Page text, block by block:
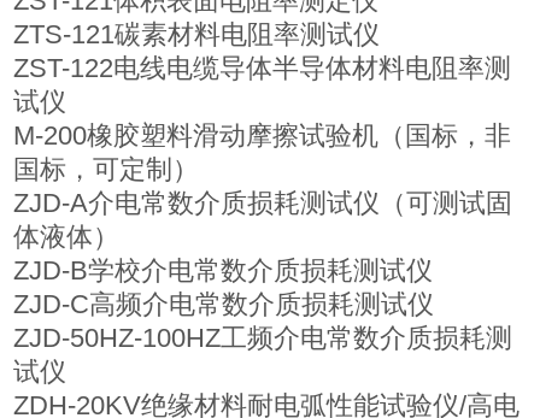
ZTS-121碳素材料电阻率测试仪
ZST-122电线电缆导体半导体材料电阻率测
试仪
M-200橡胶塑料滑动摩擦试验机（国标，非
国标，可定制）
ZJD-A介电常数介质损耗测试仪（可测试固
体液体）
ZJD-B学校介电常数介质损耗测试仪
ZJD-C高频介电常数介质损耗测试仪
ZJD-50HZ-100HZ工频介电常数介质损耗测
试仪
ZDH-20KV绝缘材料耐电弧性能试验仪/高电